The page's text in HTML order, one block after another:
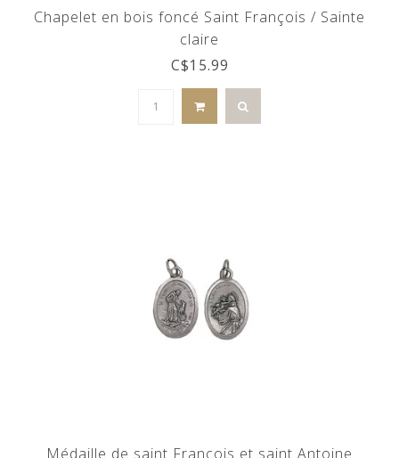
Chapelet en bois foncé Saint François / Sainte
claire
C$15.99
Médaille de saint François et saint Antoine